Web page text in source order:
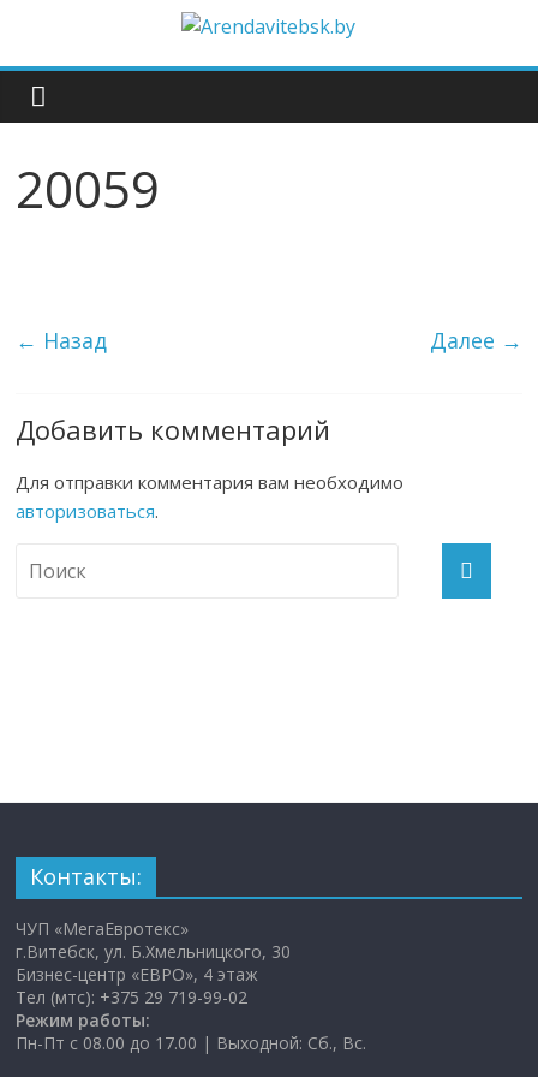
20059
← Назад Далее →
Добавить комментарий
Для отправки комментария вам необходимо
авторизоваться.
Контакты:
ЧУП «МегаЕвротекс»
г.Витебск, ул. Б.Хмельницкого, 30
Бизнес-центр «ЕВРО», 4 этаж
Тел (мтс): +375 29 719-99-02
Режим работы:
Пн-Пт с 08.00 до 17.00 | Выходной: Сб., Вс.